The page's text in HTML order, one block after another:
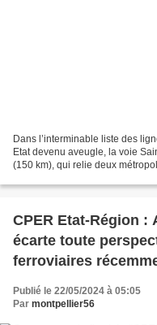
Dans l’interminable liste des
Etat devenu aveugle, la voie
(150 km), qui relie deux
CPER Etat-Région :
écarte toute
ferroviaires
Publié le 22/05/2024 à 05:05
Par montpellier56